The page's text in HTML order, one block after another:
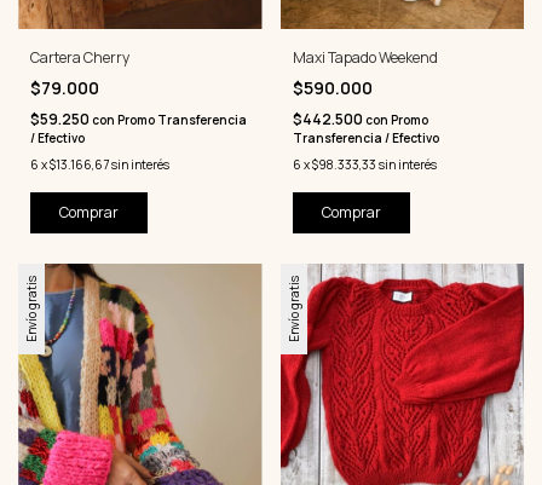
Cartera Cherry
$79.000
$59.250 con Promo Transferencia
/ Efectivo
6 x$13.166,67sin interés
Comprar
Maxi Tapado Weekend
$590.000
$442.500 con Promo
Transferencia / Efectivo
6 x$98.333,33 sin interés
Comprar
Envío gratis Envío gratis